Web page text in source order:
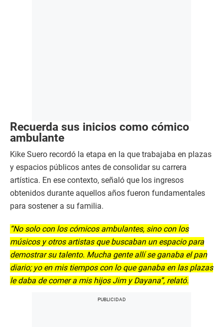
Recuerda sus inicios como cómico
ambulante
Kike Suero recordó la etapa en la que trabajaba en plazas
y espacios públicos antes de consolidar su carrera
artística. En ese contexto, señaló que los ingresos
obtenidos durante aquellos años fueron fundamentales
para sostener a su familia.
“No solo con los cómicos ambulantes, sino con los
músicos y otros artistas que buscaban un espacio para
demostrar su talento. Mucha gente allí se ganaba el pan
diario; yo en mis tiempos con lo que ganaba en las plazas
le daba de comer a mis hijos Jim y Dayana”, relató.